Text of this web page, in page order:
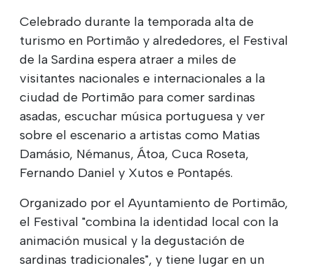
Celebrado durante la temporada alta de
turismo en Portimão y alrededores, el Festival
de la Sardina espera atraer a miles de
visitantes nacionales e internacionales a la
ciudad de Portimão para comer sardinas
asadas, escuchar música portuguesa y ver
sobre el escenario a artistas como Matias
Damásio, Némanus, Átoa, Cuca Roseta,
Fernando Daniel y Xutos e Pontapés.
Organizado por el Ayuntamiento de Portimão,
el Festival "combina la identidad local con la
animación musical y la degustación de
sardinas tradicionales", y tiene lugar en un